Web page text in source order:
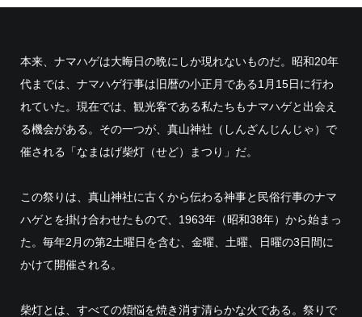
本来、ナマハゲは大晦日の晩にしか現れないものだ。昭和20年
代までは、ナマハゲ行事は旧暦の小正月である1月15日に行わ
れていた。現在では、観光客である私たちもナマハゲと出会え
る機会がある。その一つが、真山神社（しんざんじんじゃ）で
催される「なまはげ柴灯（せど）まつり」だ。
この祭りは、真山神社に古くから伝わる神事と民俗行事のナマ
ハゲとを掛け合わせたもので、1963年（昭和38年）から始まっ
た。毎年2月の第2土曜日を含む、金曜、土曜、日曜の3日間に
かけて開催される。
柴灯とは、すべての煩悩を焼き消す清らかな火である。祭りで